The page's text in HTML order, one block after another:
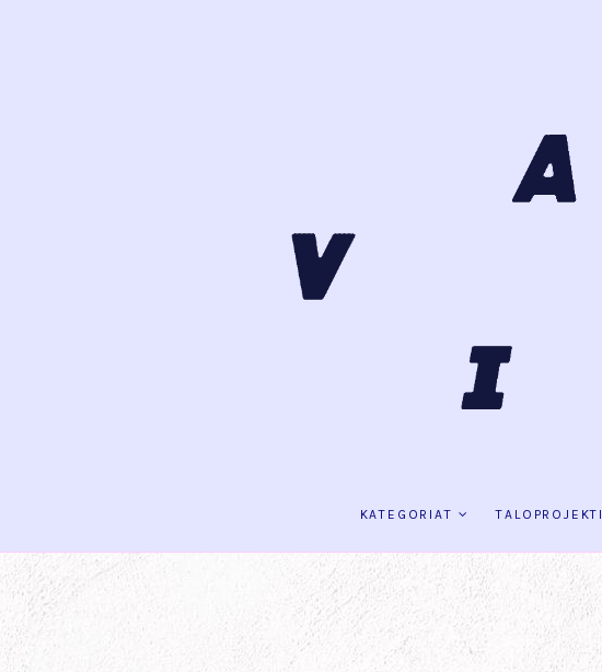
KATEGORIAT TALOPROJEKTI